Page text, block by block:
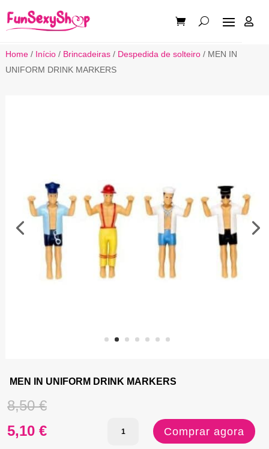

Home/ Início/ Brincadeiras/ Despedida de solteiro/ MEN IN
UNIFORM DRINK MARKERS
MEN IN UNIFORM DRINK MARKERS
8,50€O
preço
5,10 €O
Quantidade
Comprar agora